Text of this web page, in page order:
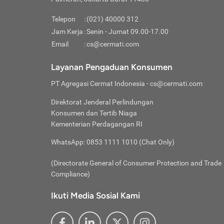
rendah
Jika
Kredit
Telepon :(021) 40000 312
Jam Kerja :Senin - Jumat 09.00-17.00
Email
:cs@cermati.com
Layanan Pengaduan Konsumen
PT Agregasi Cermat Indonesia - cs@cermati.com
Direktorat Jenderal Perlindungan
Konsumen dan Tertib Niaga
Kementerian Perdagangan RI
WhatsApp: 0853 1111 1010 (Chat Only)
(Directorate General of Consumer Protection and Trade
Compliance)
Ikuti Media Sosial Kami